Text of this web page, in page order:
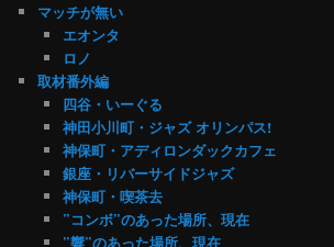
マッチが無い
エオンタ
ロノ
取材番外編
四谷・いーぐる
神田小川町・ジャズ オリンパス!
神保町・アディロンダックカフェ
銀座・リバーサイドジャズ
神保町・喫茶去
”コンボ”のあった場所、現在
”響”のあった場所、現在